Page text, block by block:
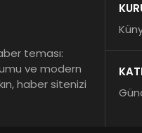
teması:
ve modern
haber sitenizi